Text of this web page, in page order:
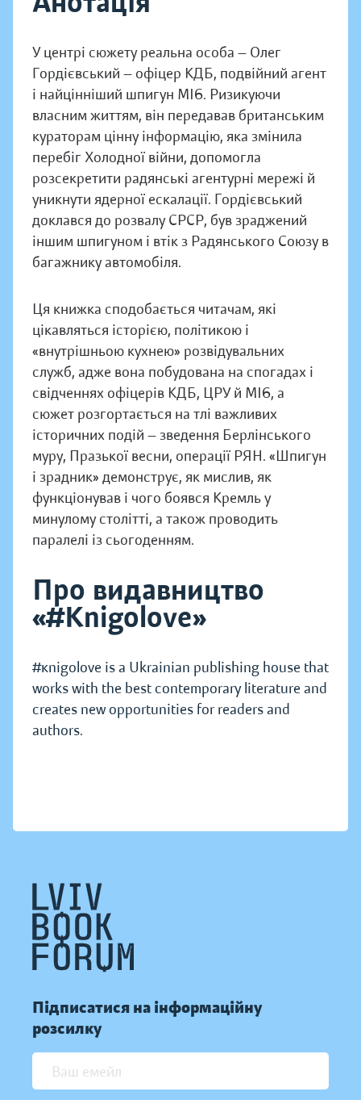
У центрі сюжету реальна особа — Олег
Гордієвський — офіцер КДБ, подвійний агент
і найцінніший шпигун МІ6. Ризикуючи
власним життям, він передавав британським
кураторам цінну інформацію, яка змінила
перебіг Холодної війни, допомогла
розсекретити радянські агентурні мережі й
уникнути ядерної ескалації. Гордієвський
доклався до розвалу СРСР, був зраджений
іншим шпигуном і втік з Радянського Союзу в
багажнику автомобіля.
Ця книжка сподобається читачам, які
цікавляться історією, політикою і
«внутрішньою кухнею» розвідувальних
служб, адже вона побудована на спогадах і
свідченнях офіцерів КДБ, ЦРУ й МІ6, а
сюжет розгортається на тлі важливих
історичних подій — зведення Берлінського
муру, Празької весни, операції РЯН. «Шпигун
і зрадник» демонструє, як мислив, як
функціонував і чого боявся Кремль у
минулому столітті, а також проводить
паралелі із сьогоденням.
Про видавництво
«#Knigolove»
#кnigolove is a Ukrainian publishing house that
works with the best contemporary literature and
creates new opportunities for readers and
authors.
Підписатися на інформаційну
розсилку